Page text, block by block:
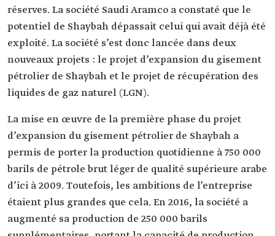
réserves. La société Saudi Aramco a constaté que le
potentiel de Shaybah dépassait celui qui avait déjà été
exploité. La société s’est donc lancée dans deux
nouveaux projets : le projet d’expansion du gisement
pétrolier de Shaybah et le projet de récupération des
liquides de gaz naturel (LGN).
La mise en œuvre de la première phase du projet
d’expansion du gisement pétrolier de Shaybah a
permis de porter la production quotidienne à 750 000
barils de pétrole brut léger de qualité supérieure arabe
d’ici à 2009. Toutefois, les ambitions de l’entreprise
étaient plus grandes que cela. En 2016, la société a
augmenté sa production de 250 000 barils